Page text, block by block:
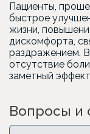
Пациенты,
быстрое
жизни,
дискомфорта,
раздражением.
отсутствие
заметный
Вопросы и